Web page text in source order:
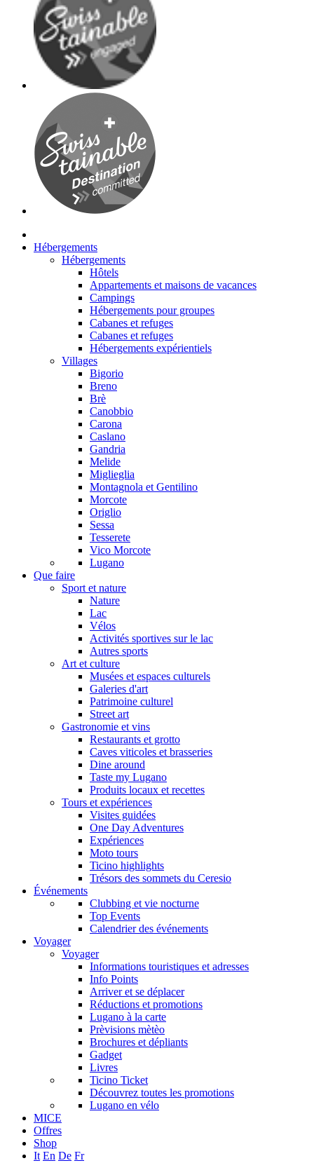
Hébergements
Hébergements
Hôtels
Appartements et maisons de vacances
Campings
Hébergements pour groupes
Cabanes et refuges
Cabanes et refuges
Hébergements expérientiels
Villages
Bigorio
Breno
Brè
Canobbio
Carona
Caslano
Gandria
Melide
Miglieglia
Montagnola et Gentilino
Morcote
Origlio
Sessa
Tesserete
Vico Morcote
Lugano
Que faire
Sport et nature
Nature
Lac
Vélos
Activités sportives sur le lac
Autres sports
Art et culture
Musées et espaces culturels
Galeries d'art
Patrimoine culturel
Street art
Gastronomie et vins
Restaurants et grotto
Caves viticoles et brasseries
Dine around
Taste my Lugano
Produits locaux et recettes
Tours et expériences
Visites guidées
One Day Adventures
Expériences
Moto tours
Ticino highlights
Trésors des sommets du Ceresio
Événements
Clubbing et vie nocturne
Top Events
Calendrier des événements
Voyager
Voyager
Informations touristiques et adresses
Info Points
Arriver et se déplacer
Réductions et promotions
Lugano à la carte
Prèvisions mètèo
Brochures et dépliants
Gadget
Livres
Ticino Ticket
Découvrez toutes les promotions
Lugano en vélo
MICE
Offres
Shop
It En De Fr